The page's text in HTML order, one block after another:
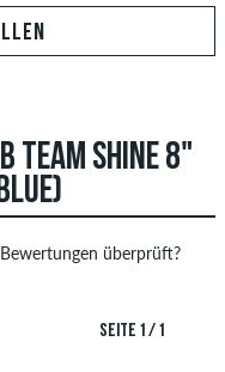
TEAM SHINE 8"
überprüft?
können
erst nach unserer
SEITE 1 / 1